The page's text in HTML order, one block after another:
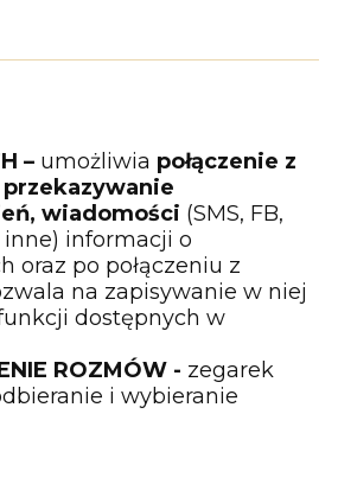
– umożliwia połączenie z
przekazywanie
wiadomości (SMS, FB,
informacji o
oraz po połączeniu z
na zapisywanie w niej
dostępnych w
ROZMÓW - zegarek
i wybieranie